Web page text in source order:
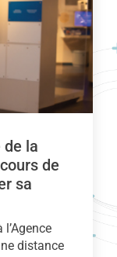
de la
de
sa
distance